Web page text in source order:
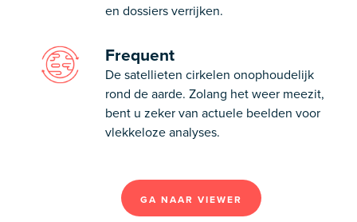
en dossiers verrijken.
Frequent
De satellieten cirkelen onophoudelijk
rond de aarde. Zolang het weer meezit,
bent u zeker van actuele beelden voor
vlekkeloze analyses.
GA NAAR VIEWER